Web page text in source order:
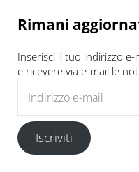
Rimani
Inserisci il tuo indirizzo
e ricevere via e-mail le
Iscriviti